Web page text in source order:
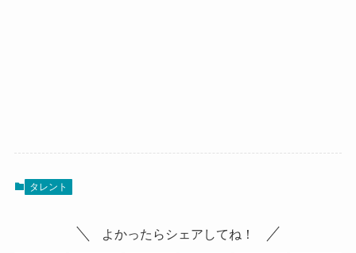
タレント
よかったらシェアしてね！